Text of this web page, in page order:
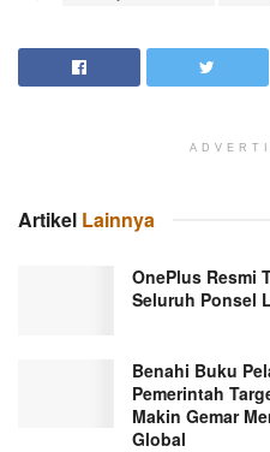
Artikel Lainnya
OnePlus Resmi
Seluruh Ponsel
Benahi Buku
Pemerintah
Makin Gemar
Global